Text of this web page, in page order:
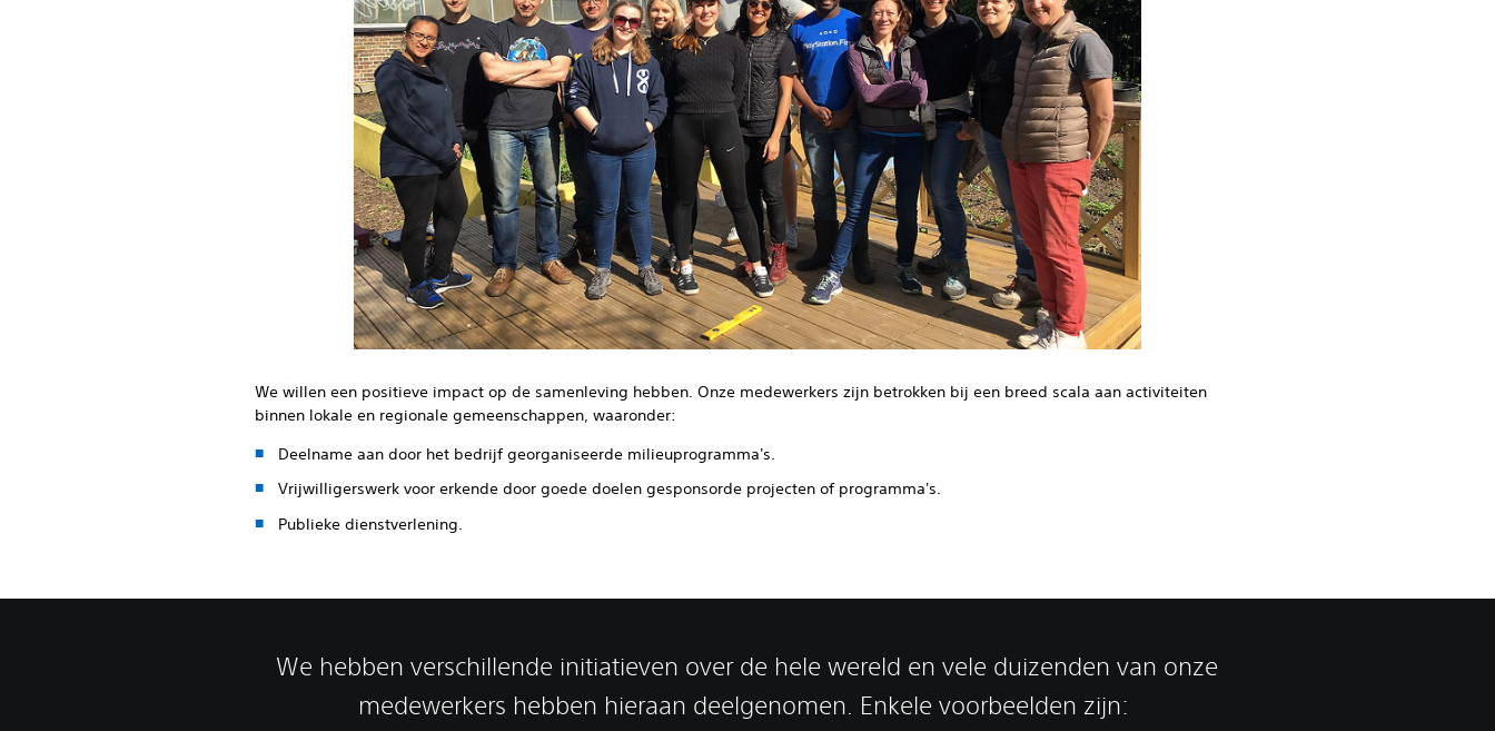
We willen een positieve impact op de samenleving hebben. Onze medewerkers zijn betrokken bij een breed scala aan activiteiten
binnen lokale en regionale gemeenschappen, waaronder:
Deelname aan door het bedrijf georganiseerde milieuprogramma's.
Vrijwilligerswerk voor erkende door goede doelen gesponsorde projecten of programma's.
Publieke dienstverlening.
We hebben verschillende initiatieven over de hele wereld en vele duizenden van onze
medewerkers hebben hieraan deelgenomen. Enkele voorbeelden zijn: